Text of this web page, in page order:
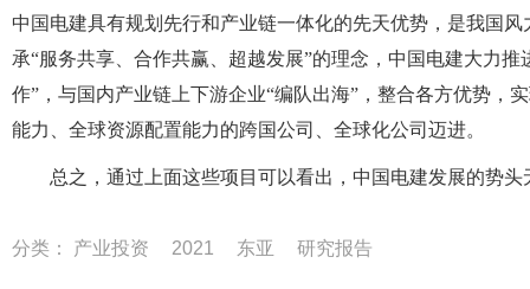
中国电建具有规划先行和产业链一体化的先天优势，是我国
承“服务共享、合作共赢、超越发展”的理念，中国电建大力
作”，与国内产业链上下游企业“编队出海”，整合各方优势，
能力、全球资源配置能力的跨国公司、全球化公司迈进。
总之，通过上面这些项目可以看出，中国电建发展的势
分类： 产业投资 2021 东亚 研究报告